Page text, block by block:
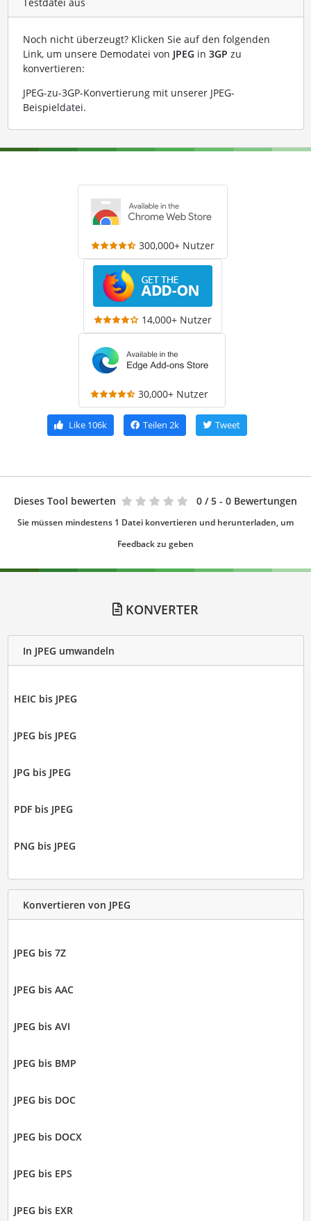
Noch nicht überzeugt? Klicken Sie auf den folgenden
Link, um unsere Demodatei von JPEG in 3GP zu
konvertieren:
JPEG-zu-3GP-Konvertierung mit unserer JPEG-
Beispieldatei.
300,000+ Nutzer
14,000+ Nutzer
30,000+ Nutzer
Like 106k Teilen 2k Tweet
Dieses Tool bewerten 0 / 5 - 0 Bewertungen
Sie müssen mindestens 1 Datei konvertieren und herunterladen, um
Feedback zu geben
KONVERTER
In JPEG umwandeln
HEIC bis JPEG
JPEG bis JPEG
JPG bis JPEG
PDF bis JPEG
PNG bis JPEG
Konvertieren von JPEG
JPEG bis 7Z
JPEG bis AAC
JPEG bis AVI
JPEG bis BMP
JPEG bis DOC
JPEG bis DOCX
JPEG bis EPS
JPEG bis EXR